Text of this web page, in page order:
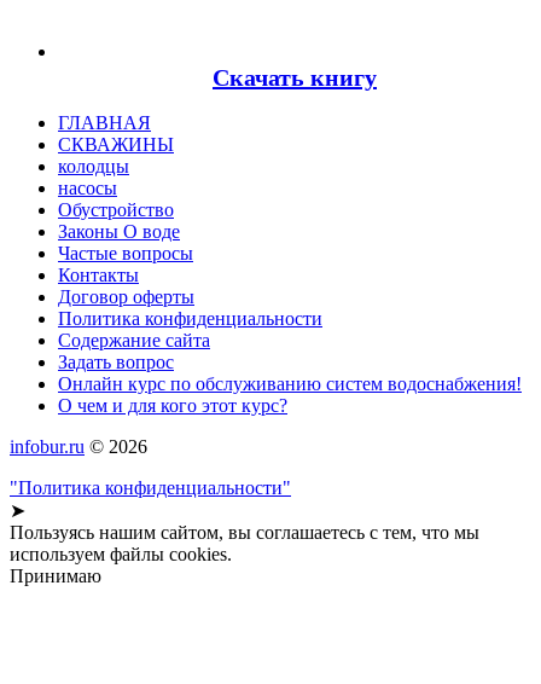
Скачать книгу
ГЛАВНАЯ
СКВАЖИНЫ
колодцы
насосы
Обустройство
Законы О воде
Частые вопросы
Контакты
Договор оферты
Политика конфиденциальности
Содержание сайта
Задать вопрос
Онлайн курс по обслуживанию систем водоснабжения!
О чем и для кого этот курс?
infobur.ru © 2026
"Политика конфиденциальности"
➤
Пользуясь нашим сайтом, вы соглашаетесь с тем, что мы
используем файлы cookies.
Принимаю